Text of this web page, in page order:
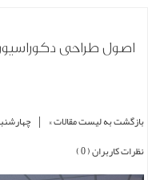
اصول طراحی
بازگشت به لیست مقالات » | چهارشنبه 8 بهمن 1399 در ساعت
نظرات کاربران ( 0 )